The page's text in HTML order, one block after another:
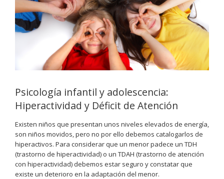
Psicología infantil y adolescencia:
Hiperactividad y Déficit de Atención
Existen niños que presentan unos niveles elevados de energía,
son niños movidos, pero no por ello debemos catalogarlos de
hiperactivos. Para considerar que un menor padece un TDH
(trastorno de hiperactividad) o un TDAH (trastorno de atención
con hiperactividad) debemos estar seguro y constatar que
existe un deterioro en la adaptación del menor.